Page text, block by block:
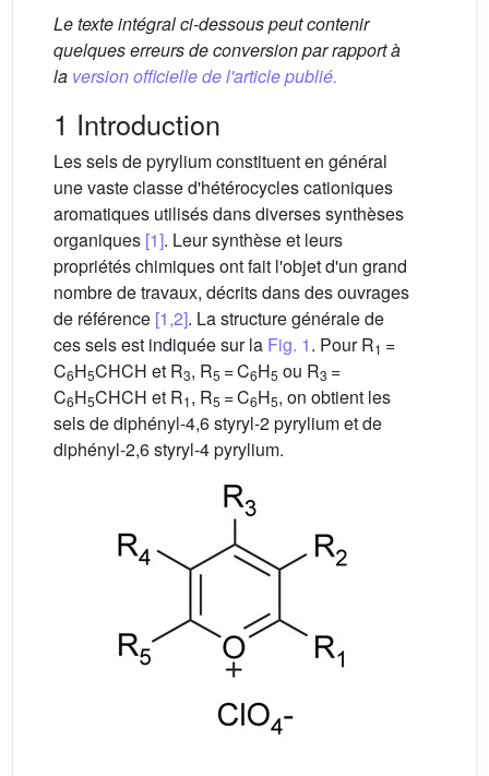
Le texte intégral ci-dessous peut contenir
quelques erreurs de conversion par rapport à
la version officielle de l'article publié.
1 Introduction
Les sels de pyrylium constituent en général
une vaste classe d'hétérocycles cationiques
aromatiques utilisés dans diverses synthèses
organiques [1]. Leur synthèse et leurs
propriétés chimiques ont fait l'objet d'un grand
nombre de travaux, décrits dans des ouvrages
de référence [1,2]. La structure générale de
ces sels est indiquée sur la Fig. 1. Pour R1 =
C6H5CHCH et R3, R5 = C6H5 ou R3 =
C6H5CHCH et R1, R5 = C6H5, on obtient les
sels de diphényl-4,6 styryl-2 pyrylium et de
diphényl-2,6 styryl-4 pyrylium.